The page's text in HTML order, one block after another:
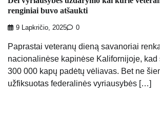
renginiai buvo atšaukti
9 Lapkričio, 2025 0
Paprastai veteranų dieną savanoriai
nacionalinėse kapinėse Kalifornijoje,
300 000 kapų padėtų vėliavas. Bet ne
užfiksuotas federalinės vyriausybės […]